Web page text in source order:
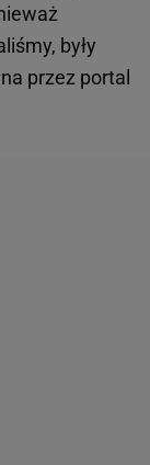
były
przez portal